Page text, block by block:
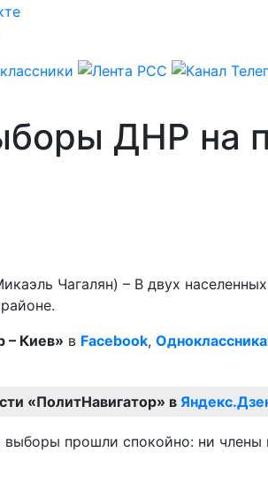
ДНР на
Чагалян) – В двух
– Киев» в Facebook,
«ПолитНавигатор» в
прошли спокойно: ни